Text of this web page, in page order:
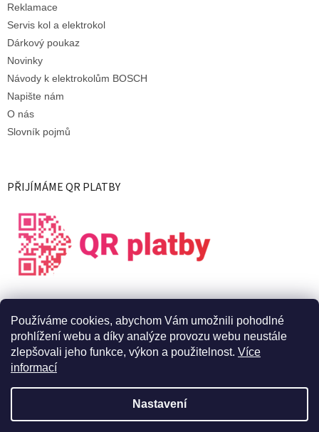
Používáme cookies, abychom Vám umožnili pohodlné
prohlížení webu a díky analýze provozu webu neustále
zlepšovali jeho funkce, výkon a použitelnost. Více
informací
Nastavení
Reklamace
Servis kol a elektrokol
Dárkový poukaz
Novinky
Návody k elektrokolům BOSCH
Napište nám
O nás
Slovník pojmů
PŘIJÍMÁME QR PLATBY